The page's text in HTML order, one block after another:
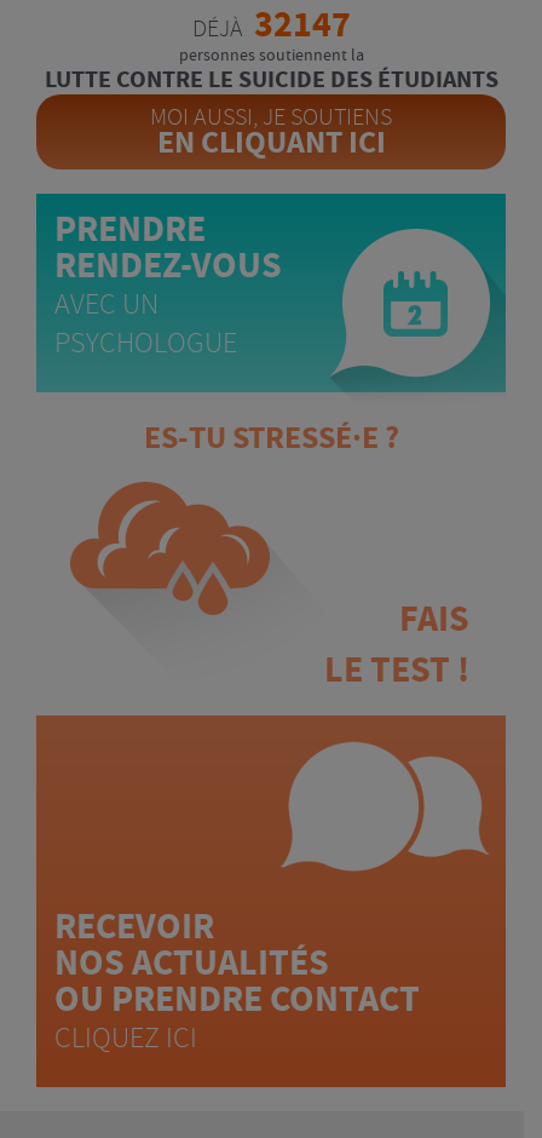
DÉJÀ 32147
personnes soutiennent la
LUTTE CONTRE LE SUICIDE DES ÉTUDIANTS
MOI AUSSI, JE SOUTIENS
EN CLIQUANT ICI
PRENDRE
RENDEZ-VOUS
AVEC UN
PSYCHOLOGUE
ES-TU STRESSÉ·E ?
FAIS
LE TEST !
RECEVOIR
NOS ACTUALITÉS
OU PRENDRE CONTACT
CLIQUEZ ICI